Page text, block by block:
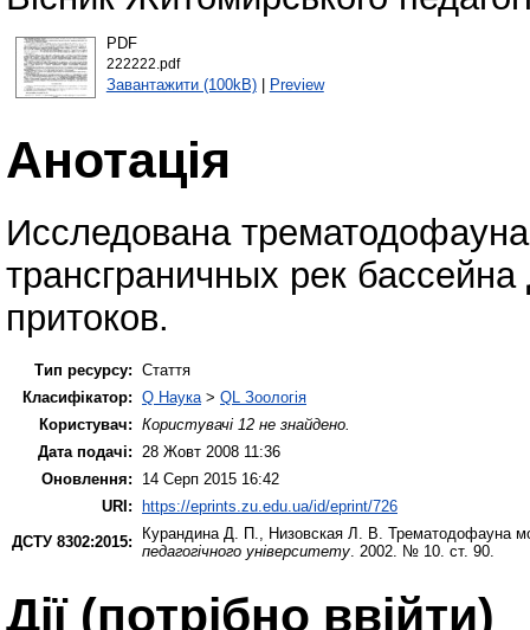
PDF
222222.pdf
Завантажити (100kB)| Preview
Анотація
Исследована
трансграничных рек
притоков.
Тип ресурсу: Стаття
Класифікатор: Q Наука > QL Зоологія
Користувач: Користувачі 12 не знайдено.
Дата подачі:
28 Жовт 2008 11:36
Оновлення:
14 Серп 2015 16:42
URI: https://eprints.zu.edu.ua/id/eprint/726
ДСТУ 8302:2015:
Курандина Д. П. Низовская Л. В. Трематодофауна
педагогічного університету . 2002. № 10. ст. 90.
Дії ​​(потрібно ввійти)